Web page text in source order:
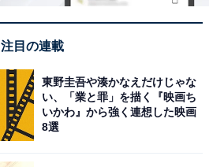
注目の連載
東野圭吾や湊かなえだけじゃな
い、「業と罪」を描く『映画ち
いかわ』から強く連想した映画
8選